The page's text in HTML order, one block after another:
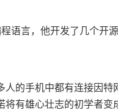
语言，他开发了几个开源
的手机中都有连接因
有雄心壮志的初学者变